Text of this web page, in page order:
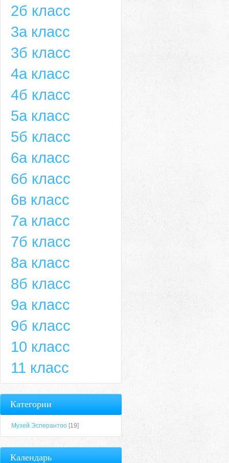
2б класс
3а класс
3б класс
4а класс
4б класс
5а класс
5б класс
6а класс
6б класс
6в класс
7а класс
7б класс
8а класс
8б класс
9а класс
9б класс
10 класс
11 класс
Категории
Музей Эсперантоо [19]
Календарь